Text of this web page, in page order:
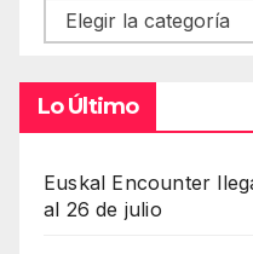
Contenidos
Lo Último
Euskal Encounter
al 26 de julio